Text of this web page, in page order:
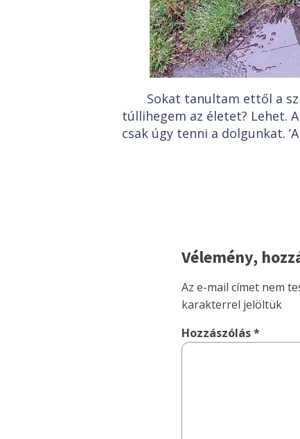
Sokat tanultam ettől a
túllihegem az életet? Lehet.
csak úgy tenni a dolgunkat.
Vélemény,
Az e-mail címet nem
karakterrel jelöltük
Hozzászólás*